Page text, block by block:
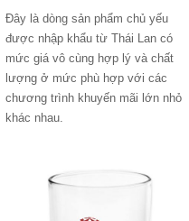
Đây là dòng sản phẩm chủ yếu
được nhập khẩu từ Thái Lan có
mức giá vô cùng hợp lý và chất
lượng ở mức phù hợp với các
chương trình khuyến mãi lớn nhỏ
khác nhau.